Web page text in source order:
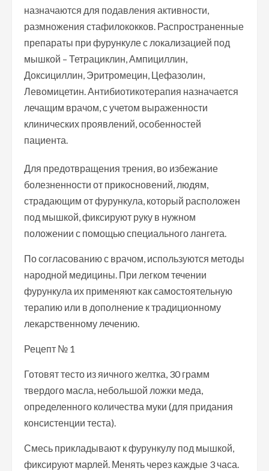
назначаются для подавления активности,
размножения стафилококков. Распространенные
препараты при фурункуле с локализацией под
мышкой – Тетрациклин, Ампициллин,
Доксициллин, Эритромецин, Цефазолин,
Левомицетин. Антибиотикотерапия назначается
лечащим врачом, с учетом выраженности
клинических проявлений, особенностей
пациента.
Для предотвращения трения, во избежание
болезненности от прикосновений, людям,
страдающим от фурункула, который расположен
под мышкой, фиксируют руку в нужном
положении с помощью специального лангета.
По согласованию с врачом, используются методы
народной медицины. При легком течении
фурункула их применяют как самостоятельную
терапию или в дополнение к традиционному
лекарственному лечению.
Рецепт № 1
Готовят тесто из яичного желтка, 30 грамм
твердого масла, небольшой ложки меда,
определенного количества муки (для придания
консистенции теста).
Смесь прикладывают к фурункулу под мышкой,
фиксируют марлей. Менять через каждые 3 часа.